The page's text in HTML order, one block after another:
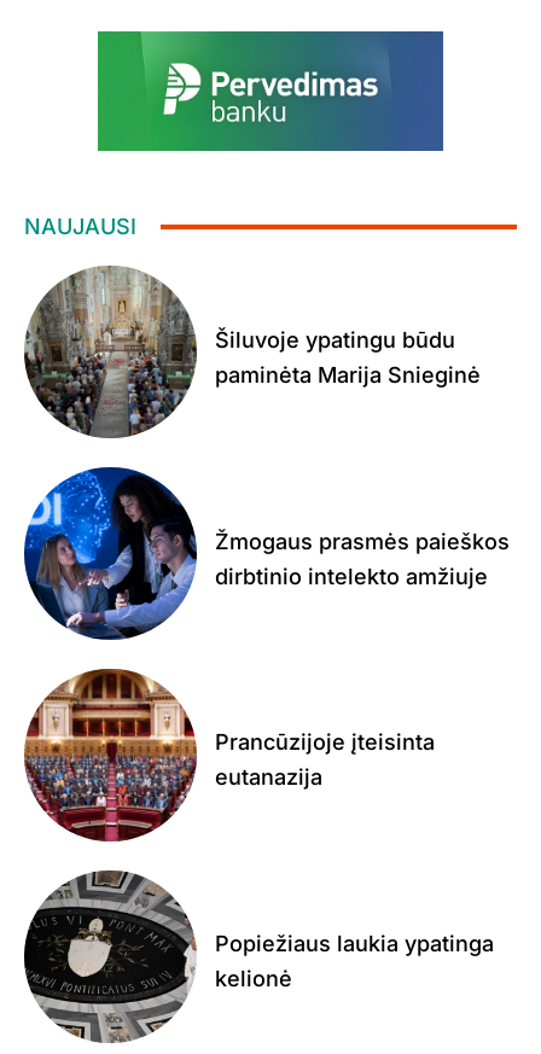
NAUJAUSI
Šiluvoje ypatingu būdu
paminėta Marija Snieginė
Žmogaus prasmės paieškos
dirbtinio intelekto amžiuje
Prancūzijoje įteisinta
eutanazija
Popiežiaus laukia ypatinga
kelionė